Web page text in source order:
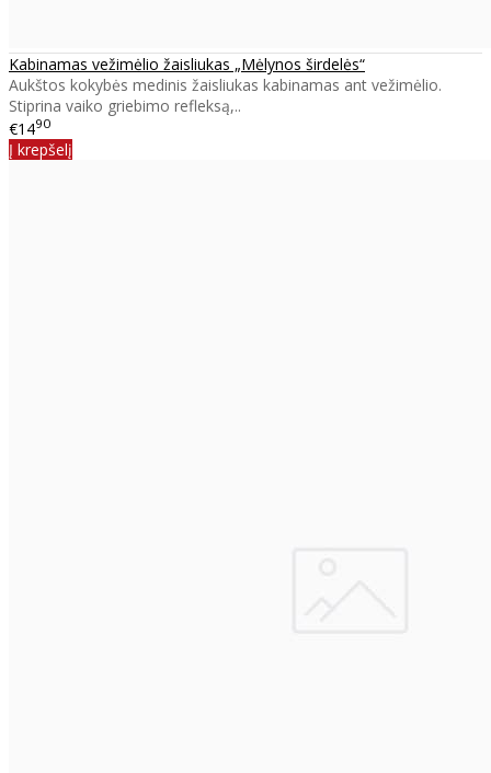
Kabinamas vežimėlio žaisliukas „Mėlynos širdelės“
Aukštos kokybės medinis žaisliukas kabinamas ant vežimėlio.
Stiprina vaiko griebimo refleksą,..
€1490
Į krepšelį